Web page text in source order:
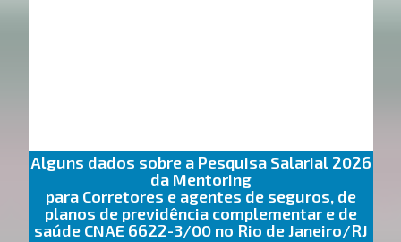
Alguns dados sobre a Pesquisa Salarial 2026
da Mentoring
para Corretores e agentes de seguros, de
planos de previdência complementar e de
saúde CNAE 6622-3/00 no Rio de Janeiro/RJ